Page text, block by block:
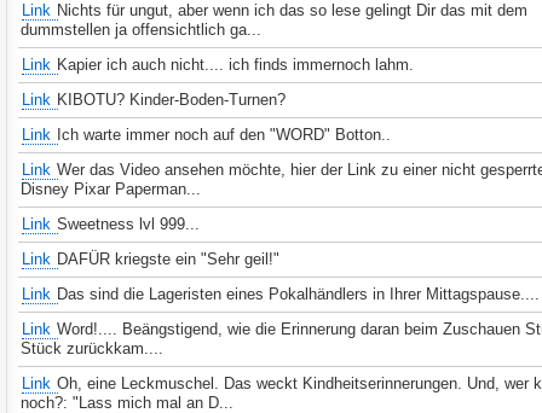
Link Nichts für ungut, aber wenn ich das so lese gelingt Dir das mit dem
dummstellen ja offensichtlich ga...
Link Kapier ich auch nicht.... ich finds immernoch lahm.
Link KIBOTU? Kinder-Boden-Turnen?
Link Ich warte immer noch auf den "WORD" Botton..
Link Wer das Video ansehen möchte, hier der Link zu einer nicht
Disney Pixar Paperman...
Link Sweetness lvl 999...
Link DAFÜR kriegste ein "Sehr geil!"
Link Das sind die Lageristen eines Pokalhändlers in Ihrer Mittagspause....
Link Word!.... Beängstigend, wie die Erinnerung daran beim Zuschauen
Stück zurückkam....
Link Oh, eine Leckmuschel. Das weckt Kindheitserinnerungen. Und, wer
noch?: "Lass mich mal an D...